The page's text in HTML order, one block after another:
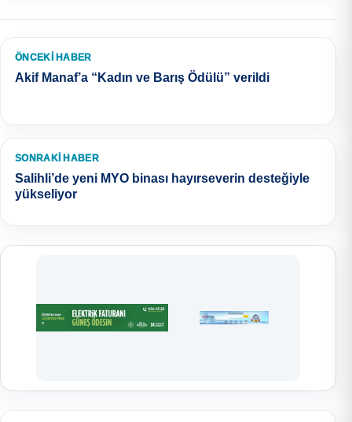
ÖNCEKI HABER
Akif Manaf’a “Kadın ve Barış Ödülü” verildi
SONRAKI HABER
Salihli’de yeni MYO binası hayırseverin desteğiyle
yükseliyor